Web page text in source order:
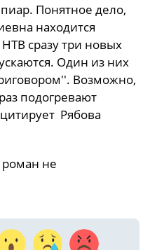
Понятное дело,
находится
сразу три новых
Один из них
Возможно,
подогревают
Рябова
не